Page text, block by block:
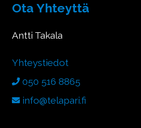
Ota Yhteyttä
Antti Takala
Yhteystiedot
050 516 8865
info@telapari.fi